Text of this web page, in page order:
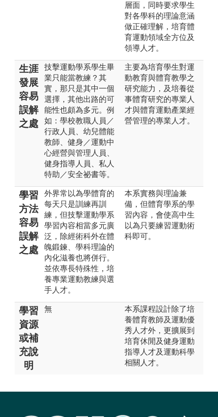
層面，同時要求學生
對各學科的理論意涵
做正確理解，培育體
育運動領域全方位及
領導人才。
生涯
發展
容易
誤解
之處
技擊運動學系學生畢
業只能當教練？其
實，那只是其中一個
選擇，其他出路的可
能性也頗為多元。例
如：學校教職人員／
行政人員、幼兒體能
教師、健身／運動中
心經營與管理人員、
健身指導人員、私人
特助／安全祕書等。
主要為培育學生對運
動教育與體育教學之
研究能力，及培養從
事體育研究的專業人
才與體育運動產業經
營管理的專業人才。
學習
方法
容易
誤解
之處
外界常以為學體育的
每天只是訓練再訓
練，但技擊運動學系
學習內容相當多元廣
泛，除經術科外在體
魄鍛鍊、學科理論的
內化滋養也將併行。
並依專長特殊性，培
養專業運動教練與選
手人才。
本系實務與理論兼
備，但體育學系的學
習內容，會使高中生
以為只要練習運動術
科即可。
學習
資源
或補
充說
明
無
本系課程設計除了培
養體育教師及運動優
秀人才外，更擴展到
培育休閒及健身運動
指導人才及運動科學
相關人才。